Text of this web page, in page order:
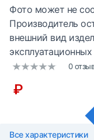
Фото может не
Производитель
внешний вид
0
₽
Все характеристики